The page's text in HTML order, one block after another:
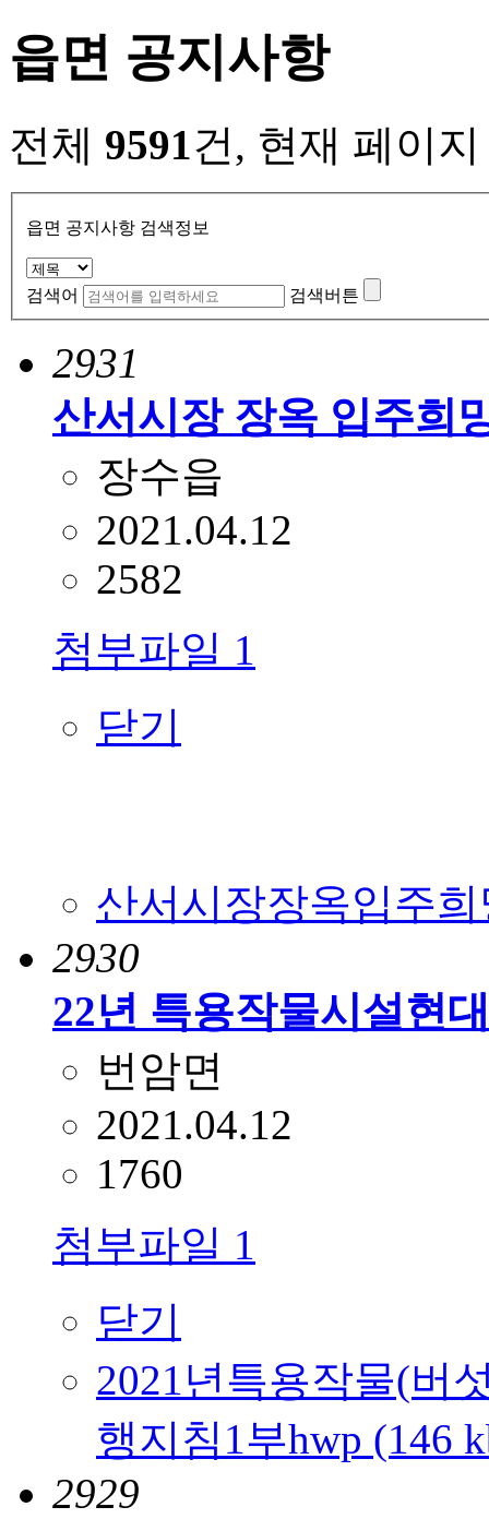
읍면 공지사항
전체 9591건, 현재 페이
읍면 공지사항 검색정보
검색어 검색버튼
2931
산서시장 장옥 입주희
장수읍
2021.04.12
2582
첨부파일 1
닫기
산서시장장옥입주
2930
22년 특용작물시설현
번암면
2021.04.12
1760
첨부파일 1
닫기
2021년특용작물(버
행지침1부hwp (146
2929